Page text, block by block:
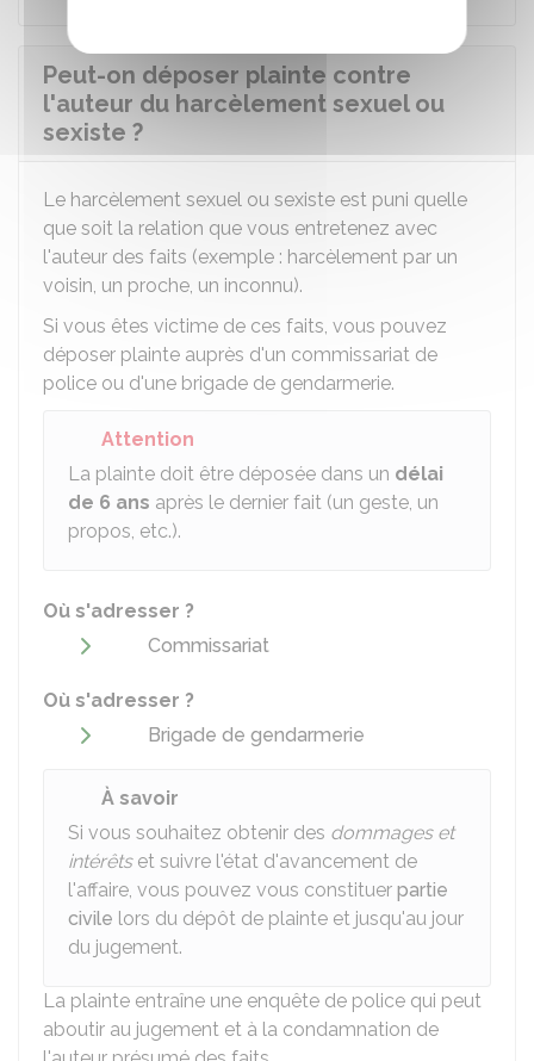
Peut-on déposer plainte contre
l'auteur du harcèlement sexuel ou
sexiste ?
Le harcèlement sexuel ou sexiste est puni quelle
que soit la relation que vous entretenez avec
l'auteur des faits (exemple : harcèlement par un
voisin, un proche, un inconnu).
Si vous êtes victime de ces faits, vous pouvez
déposer plainte auprès d'un commissariat de
police ou d'une brigade de gendarmerie.
Attention
La plainte doit être déposée dans un délai
de 6 ans après le dernier fait (un geste, un
propos, etc.).
Où s'adresser ?
Commissariat
Où s'adresser ?
Brigade de gendarmerie
À savoir
Si vous souhaitez obtenir des dommages et
intérêtset suivre l'état d'avancement de
l'affaire, vous pouvez vous constituer partie
civile lors du dépôt de plainte et jusqu'au jour
du jugement.
La plainte entraîne une enquête de police qui peut
aboutir au jugement et à la condamnation de